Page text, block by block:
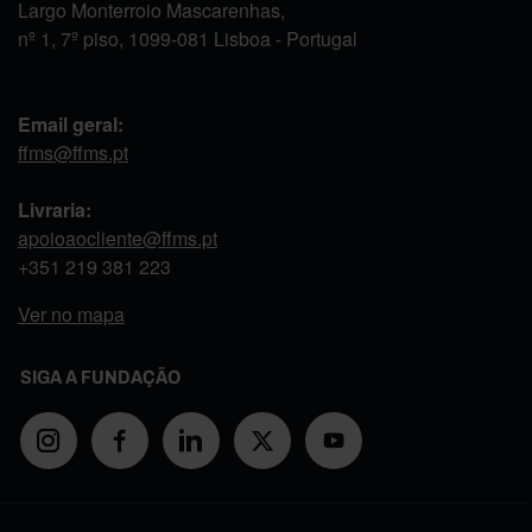
Largo Monterroio Mascarenhas,
nº 1, 7º piso, 1099-081 Lisboa - Portugal
Email geral:
ffms@ffms.pt
Livraria:
apoioaocliente@ffms.pt
+351 219 381 223
Ver no mapa
SIGA A FUNDAÇÃO